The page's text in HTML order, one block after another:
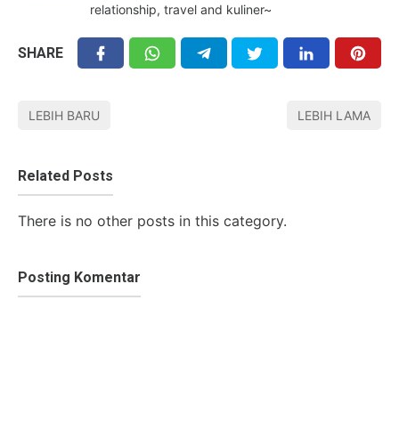
relationship, travel and kuliner~
SHARE
LEBIH BARU LEBIH LAMA
Related Posts
There is no other posts in this category.
Posting Komentar